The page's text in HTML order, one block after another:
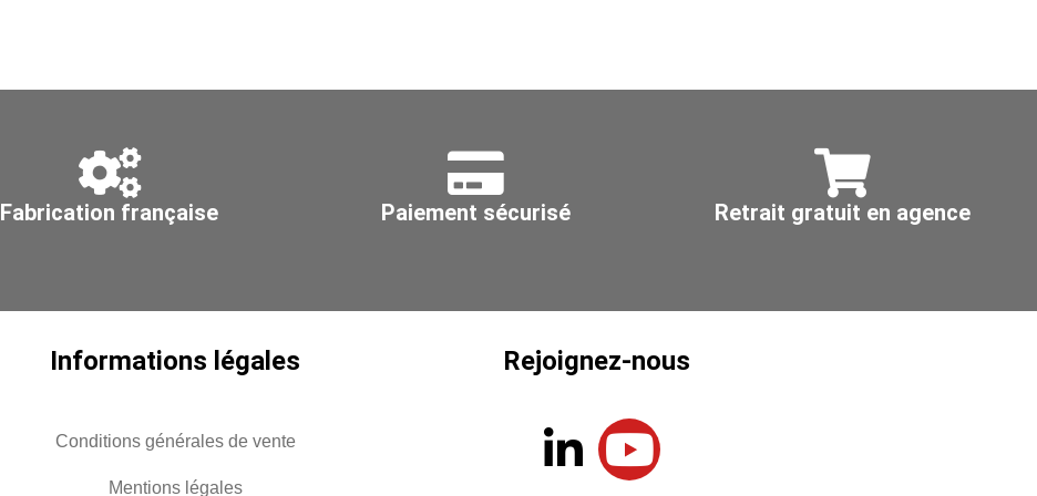
Fabrication française Paiement sécurisé Retrait gratuit en agence
Informations légales
Conditions générales de vente
Mentions légales
Rejoignez-nous
L
Y
o